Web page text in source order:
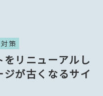
策
リニューアルし
が古くなるサイ